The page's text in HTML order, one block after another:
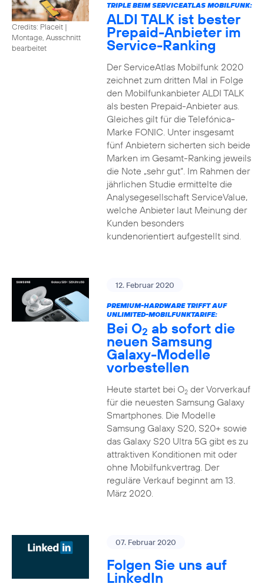
Credits: Placeit |
Montage, Ausschnitt
bearbeitet
TRIPLE BEIM SERVICEATLAS MOBILFUNK:
ALDI TALK ist bester
Prepaid-Anbieter im
Service-Ranking
Der ServiceAtlas Mobilfunk 2020
zeichnet zum dritten Mal in Folge
den Mobilfunkanbieter ALDI TALK
als besten Prepaid-Anbieter aus.
Gleiches gilt für die Telefónica-
Marke FONIC. Unter insgesamt
fünf Anbietern sicherten sich beide
Marken im Gesamt-Ranking jeweils
die Note „sehr gut“. Im Rahmen der
jährlichen Studie ermittelte die
Analysegesellschaft ServiceValue,
welche Anbieter laut Meinung der
Kunden besonders
kundenorientiert aufgestellt sind.
12. Februar 2020
PREMIUM-HARDWARE TRIFFT AUF
UNLIMITED-MOBILFUNKTARIFE:
Bei O2 ab sofort die
neuen Samsung
Galaxy-Modelle
vorbestellen
Heute startet bei O2der Vorverkauf
für die neuesten Samsung Galaxy
Smartphones. Die Modelle
Samsung Galaxy S20, S20+ sowie
das Galaxy S20 Ultra 5G gibt es zu
attraktiven Konditionen mit oder
ohne Mobilfunkvertrag. Der
reguläre Verkauf beginnt am 13.
März 2020.
07. Februar 2020
Folgen Sie uns auf
LinkedIn